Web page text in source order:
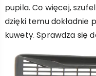
pupila. Co więcej,
dzięki temu dokładnie
kuwety. Sprawdza się